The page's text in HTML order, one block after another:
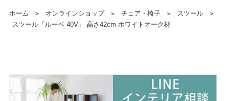
ホーム ＞ オンラインショップ ＞ チェア・椅子 ＞ スツール
＞
スツール「ルーベ 40V」 高さ42cm ホワイトオーク材